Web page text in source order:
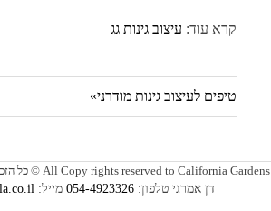
קרא עוד: עיצוב גינות גג
ניווט
Next
Post:
טיפים לעיצוב גינות מודרני
All Copy rights reserved to California Gardens © כל הזכויות שמורות לקליפורניה גינון
דן אמרגי טלפון: 054-4923326 מייל: